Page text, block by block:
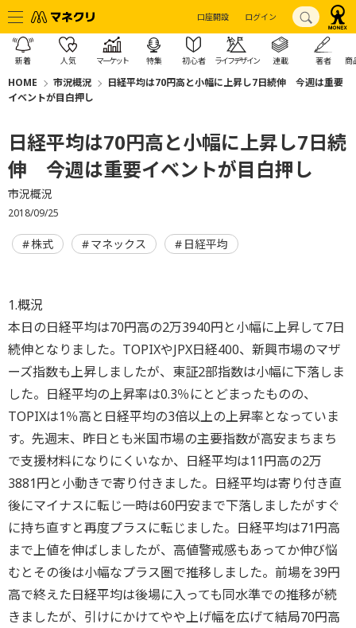
口座開設 ログイン
新着 人気 マーケット 特集 初心者 ライフデザイン 連載 著者 商
HOME 市況概況
日経平均は70円高と小幅に上昇し7日続伸 今週は重要
イベントが目白押し
日経平均は70円高と小幅に上昇し7日続
伸 今週は重要イベントが目白押し
市況概況
2018/09/25
株式 マネックス 日経平均
1.概況
本日の日経平均は70円高の2万3940円と小幅に上昇して7日
続伸となりました。TOPIXやJPX日経400、新興市場のマザ
ーズ指数も上昇しましたが、東証2部指数は小幅に下落しま
した。日経平均の上昇率は0.3％にとどまったものの、
TOPIXは1％高と日経平均の3倍以上の上昇率となっていま
す。先週末、昨日とも米国市場の主要指数が高安まちまち
で支援材料になりにくいなか、日経平均は11円高の2万
3881円と小動きで寄り付きました。日経平均は寄り付き直
後にマイナスに転じ一時は60円安まで下落しましたがすぐ
に持ち直すと再度プラスに転じました。日経平均は71円高
まで上値を伸ばしましたが、高値警戒感もあってか伸び悩
むとその後は小幅なプラス圏で推移しました。前場を39円
高で終えた日経平均は後場に入っても同水準での推移が続
きましたが、引けにかけてやや上げ幅を広げて結局70円高